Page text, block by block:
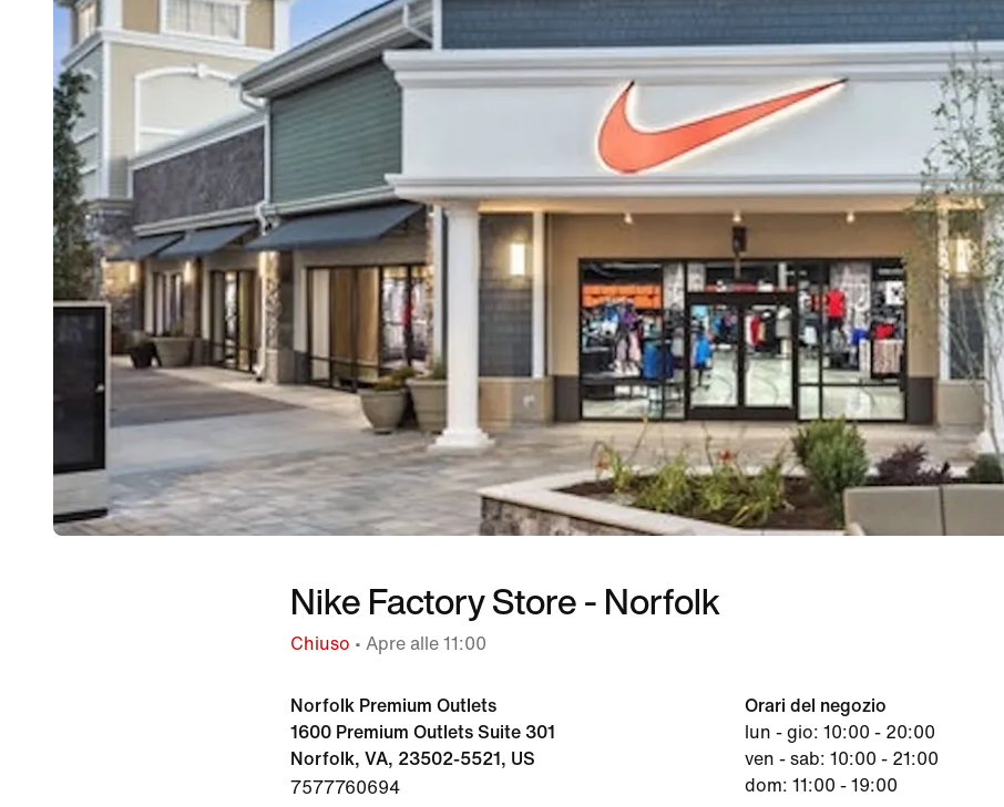
Nike Factory Store - Norfolk
Chiuso • Apre alle 11:00
Norfolk Premium Outlets
1600 Premium Outlets Suite 301
Norfolk, VA, 23502-5521, US
7577760694
Orari del negozio
lun - gio: 10:00 - 20:00
ven - sab: 10:00 - 21:00
dom: 11:00 - 19:00